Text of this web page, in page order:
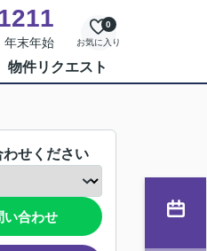
末年始 お気に入り
0
物件リクエスト
せください
い合わせ